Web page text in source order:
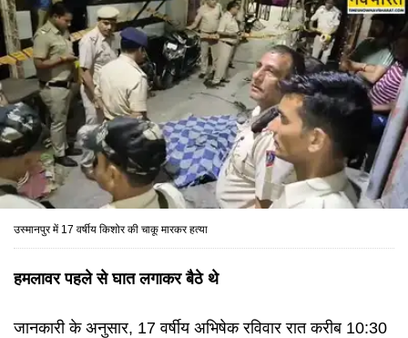
उस्मानपुर में 17 वर्षीय किशोर की चाकू मारकर हत्या
हमलावर पहले से घात लगाकर बैठे थे
जानकारी के अनुसार, 17 वर्षीय अभिषेक रविवार रात करीब 10:30